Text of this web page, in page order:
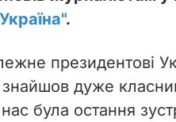
.
президентові
дуже
була остання